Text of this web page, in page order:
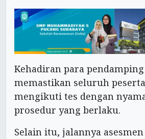
Kehadiran para
memastikan seluruh
mengikuti tes dengan
prosedur yang berlaku.
Selain itu, jalannya